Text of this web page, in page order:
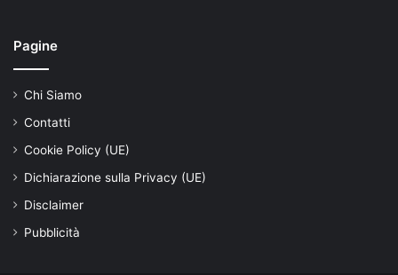
Pagine
Chi Siamo
Contatti
Cookie Policy (UE)
Dichiarazione sulla Privacy (UE)
Disclaimer
Pubblicità